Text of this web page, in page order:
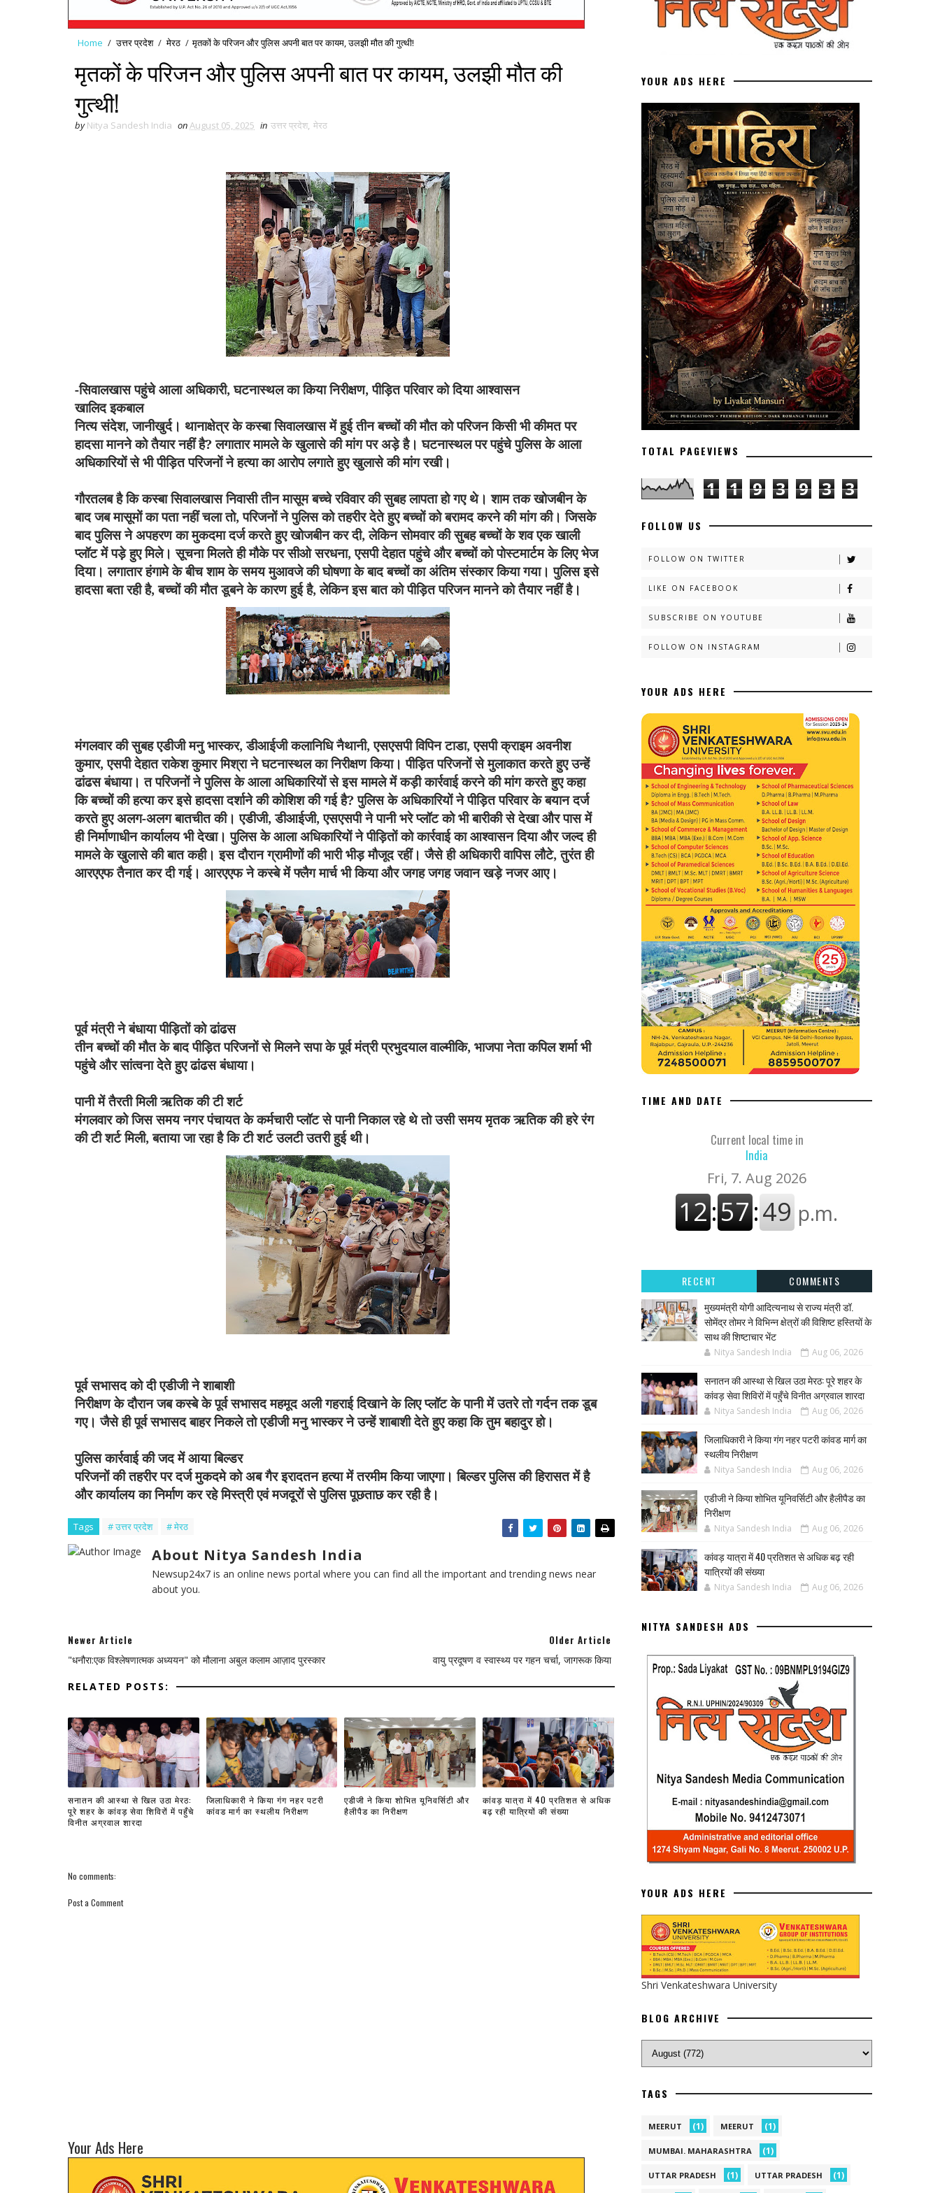
Home / उत्तर प्रदेश / मेरठ / मृतकों के परिजन और पुलिस अपनी बात पर कायम, उलझी मौत की गुत्थी!
मृतकों के परिजन और पुलिस अपनी बात पर कायम, उलझी मौत की
गुत्थी!
by Nitya Sandesh India onAugust 05, 2025 in उत्तर प्रदेश, मेरठ
-सिवालखास पहुंचे आला अधिकारी,घटनास्थल का किया निरीक्षण, पीड़ित परिवार को दिया आश्वासन
खालिद इकबाल
नित्य संदेश,जानीखुर्द। थानाक्षेत्र के कस्बा सिवालखास में हुई तीन बच्चों की मौत को परिजन किसी भी कीमत पर
हादसा मानने को तैयार नहीं है?लगातार मामले के खुलासे की मांग पर अड़े है। घटनास्थल पर पहुंचे पुलिस के आला
अधिकारियों से भी पीड़ित परिजनों ने हत्या का आरोप लगाते हुए खुलासे की मांग रखी।
गौरतलब है कि कस्बा सिवालखास निवासी तीन मासूम बच्चे रविवार की सुबह लापता हो गए थे। शाम तक खोजबीन के
बाद जब मासूमों का पता नहीं चला तो,परिजनों ने पुलिस को तहरीर देते हुए बच्चों को बरामद करने की मांग की। जिसके
बाद पुलिस ने अपहरण का मुकदमा दर्ज करते हुए खोजबीन कर दी, लेकिन सोमवार की सुबह बच्चों के शव एक खाली
प्लॉट में पड़े हुए मिले। सूचना मिलते ही मौके पर सीओ सरधना,एसपी देहात पहुंचे और बच्चों को पोस्टमार्टम के लिए भेज
दिया। लगातार हंगामे के बीच शाम के समय मुआवजे की घोषणा के बाद बच्चों का अंतिम संस्कार किया गया। पुलिस इसे
हादसा बता रही है, बच्चों की मौत डूबने के कारण हुई है, लेकिन इस बात को पीड़ित परिजन मानने को तैयार नहीं है।
मंगलवार की सुबह एडीजी मनु भास्कर,डीआईजी कलानिधि नैथानी,एसएसपी विपिन टाडा,एसपी क्राइम अवनीश
कुमार,एसपी देहात राकेश कुमार मिश्रा ने घटनास्थल का निरीक्षण किया। पीड़ित परिजनों से मुलाकात करते हुए उन्हें
ढांढस बंधाया। त परिजनों ने पुलिस के आला अधिकारियों से इस मामले में कड़ी कार्रवाई करने की मांग करते हुए कहा
कि बच्चों की हत्या कर इसे हादसा दर्शाने की कोशिश की गई है?पुलिस के अधिकारियों ने पीड़ित परिवार के बयान दर्ज
करते हुए अलग-अलग बातचीत की। एडीजी,डीआईजी,एसएसपी ने पानी भरे प्लॉट को भी बारीकी से देखा और पास में
ही निर्माणाधीन कार्यालय भी देखा। पुलिस के आला अधिकारियों ने पीड़ितों को कार्रवाई का आश्वासन दिया और जल्द ही
मामले के खुलासे की बात कही। इस दौरान ग्रामीणों की भारी भीड़ मौजूद रहीं। जैसे ही अधिकारी वापिस लौटे, तुरंत ही
आरएएफ तैनात कर दी गई। आरएएफ ने कस्बे में फ्लैग मार्च भी किया और जगह जगह जवान खड़े नजर आए।
पूर्व मंत्री ने बंधाया पीड़ितों को ढांढस
तीन बच्चों की मौत के बाद पीड़ित परिजनों से मिलने सपा के पूर्व मंत्री प्रभुदयाल वाल्मीकि, भाजपा नेता कपिल शर्मा भी
पहुंचे और सांत्वना देते हुए ढांढस बंधाया।
पानी में तैरती मिली ऋतिक की टी शर्ट
मंगलवार को जिस समय नगर पंचायत के कर्मचारी प्लॉट से पानी निकाल रहे थे तो उसी समय मृतक ऋतिक की हरे रंग
की टी शर्ट मिली,बताया जा रहा है कि टी शर्ट उलटी उतरी हुई थी।
पूर्व सभासद को दी एडीजी ने शाबाशी
निरीक्षण के दौरान जब कस्बे के पूर्व सभासद महमूद अली गहराई दिखाने के लिए प्लॉट के पानी में उतरे तो गर्दन तक डूब
गए। जैसे ही पूर्व सभासद बाहर निकले तो एडीजी मनु भास्कर ने उन्हें शाबाशी देते हुए कहा कि तुम बहादुर हो।
पुलिस कार्रवाई की जद में आया बिल्डर
परिजनों की तहरीर पर दर्ज मुकदमे को अब गैर इरादतन हत्या में तरमीम किया जाएगा। बिल्डर पुलिस की हिरासत में है
और कार्यालय का निर्माण कर रहे मिस्त्री एवं मजदूरों से पुलिस पूछताछ कर रही है।
Tags # उत्तर प्रदेश # मेरठ
About Nitya Sandesh India
Newsup24x7 is an online news portal where you can find all the important and trending news near
about you.
Newer Article
"धनौरा:एक विश्लेषणात्मक अध्ययन" को मौलाना अबुल कलाम आज़ाद पुरस्कार
Older Article
वायु प्रदूषण व स्वास्थ्य पर गहन चर्चा, जागरूक किया
RELATED POSTS:
सनातन की आस्था से खिल उठा मेरठ:
पूरे शहर के कांवड़ सेवा शिविरों में पहुँचे
विनीत अग्रवाल शारदा
जिलाधिकारी ने किया गंग नहर पटरी
कांवड मार्ग का स्थलीय निरीक्षण
एडीजी ने किया शोभित यूनिवर्सिटी और
हैलीपैड का निरीक्षण
कांवड़ यात्रा में 40 प्रतिशत से अधिक
बढ़ रही यात्रियों की संख्या
No comments:
Post a Comment
Your Ads Here
YOUR ADS HERE
TOTAL PAGEVIEWS
1 1 9 3 9 3 3
FOLLOW US
FOLLOW ON TWITTER
LIKE ON FACEBOOK
SUBSCRIBE ON YOUTUBE
FOLLOW ON INSTAGRAM
YOUR ADS HERE
TIME AND DATE
Current local time in
India
RECENT
COMMENTS
मुख्यमंत्री योगी आदित्यनाथ से राज्य मंत्री डॉ.
सोमेंद्र तोमर ने विभिन्न क्षेत्रों की विशिष्ट हस्तियों के
साथ की शिष्टाचार भेंट
Nitya Sandesh India Aug 06, 2026
सनातन की आस्था से खिल उठा मेरठ: पूरे शहर के
कांवड़ सेवा शिविरों में पहुँचे विनीत अग्रवाल शारदा
Nitya Sandesh India Aug 06, 2026
जिलाधिकारी ने किया गंग नहर पटरी कांवड मार्ग का
स्थलीय निरीक्षण
Nitya Sandesh India Aug 06, 2026
एडीजी ने किया शोभित यूनिवर्सिटी और हैलीपैड का
निरीक्षण
Nitya Sandesh India Aug 06, 2026
कांवड़ यात्रा में 40 प्रतिशत से अधिक बढ़ रही
यात्रियों की संख्या
Nitya Sandesh India Aug 06, 2026
NITYA SANDESH ADS
YOUR ADS HERE
Shri Venkateshwara University
BLOG ARCHIVE
TAGS
MEERUT (1) MEERUT (1)
MUMBAI. MAHARASHTRA (1)
UTTAR PRADESH (1) UTTAR PRADESH (1)